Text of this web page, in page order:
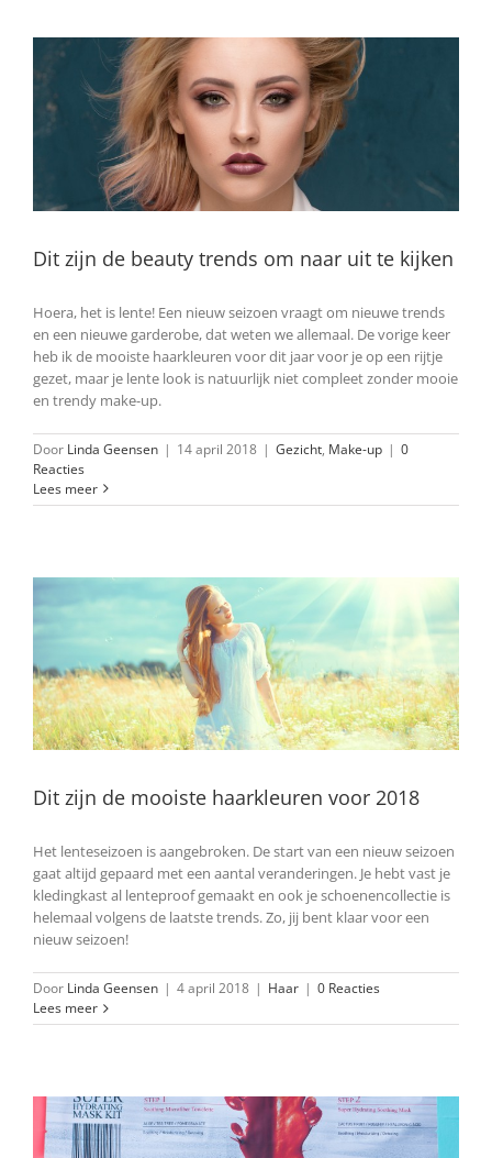
Dit zijn de beauty trends om naar uit te kijken
Hoera, het is lente! Een nieuw seizoen vraagt om nieuwe trends
en een nieuwe garderobe, dat weten we allemaal. De vorige keer
heb ik de mooiste haarkleuren voor dit jaar voor je op een rijtje
gezet, maar je lente look is natuurlijk niet compleet zonder mooie
en trendy make-up.
Door Linda Geensen | 14 april 2018 | Gezicht, Make-up | 0
Reacties
Lees meer
Dit zijn de mooiste haarkleuren voor 2018
Het lenteseizoen is aangebroken. De start van een nieuw seizoen
gaat altijd gepaard met een aantal veranderingen. Je hebt vast je
kledingkast al lenteproof gemaakt en ook je schoenencollectie is
helemaal volgens de laatste trends. Zo, jij bent klaar voor een
nieuw seizoen!
Door Linda Geensen | 4 april 2018 | Haar | 0 Reacties
Lees meer